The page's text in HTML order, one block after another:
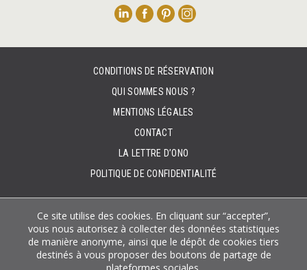
Linkedin
CONDITIONS DE RÉSERVATION
QUI SOMMES NOUS ?
MENTIONS LÉGALES
CONTACT
LA LETTRE D’ONO
POLITIQUE DE CONFIDENTIALITÉ
Ce site utilise des cookies. En cliquant sur “accepter”,
vous nous autorisez à collecter des données statistiques
de manière anonyme, ainsi que le dépôt de cookies tiers
destinés à vous proposer des boutons de partage de